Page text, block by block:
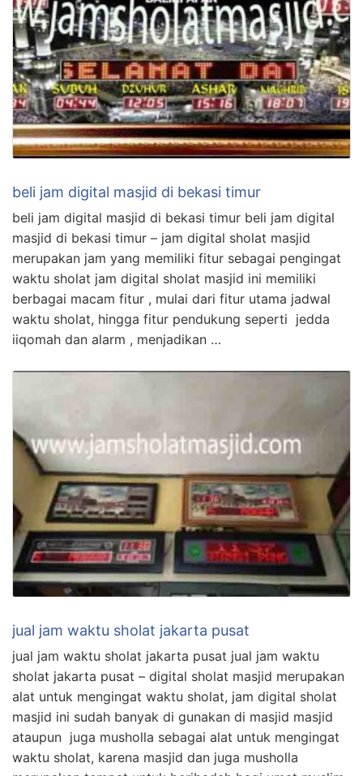
beli jam digital masjid di bekasi timur
beli jam digital masjid di bekasi timur beli jam digital
masjid di bekasi timur – jam digital sholat masjid
merupakan jam yang memiliki fitur sebagai pengingat
waktu sholat jam digital sholat masjid ini memiliki
berbagai macam fitur , mulai dari fitur utama jadwal
waktu sholat, hingga fitur pendukung seperti jedda
iiqomah dan alarm , menjadikan …
jual jam waktu sholat jakarta pusat
jual jam waktu sholat jakarta pusat jual jam waktu
sholat jakarta pusat – digital sholat masjid merupakan
alat untuk mengingat waktu sholat, jam digital sholat
masjid ini sudah banyak di gunakan di masjid masjid
ataupun juga musholla sebagai alat untuk mengingat
waktu sholat, karena masjid dan juga musholla